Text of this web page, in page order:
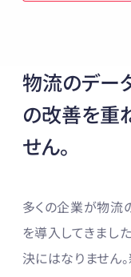
物流のデー
の改善を重
せん。
多くの企業が物流
を導入してきまし
決にはなりません